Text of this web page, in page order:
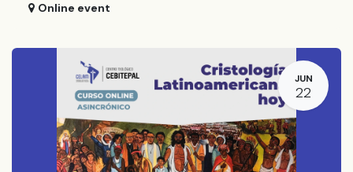
Online event
JUN
22